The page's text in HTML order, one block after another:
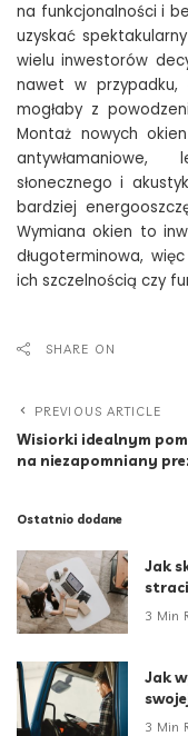
na funkcjonalności i
uzyskać
wielu inwestorów
nawet w przypadku,
mogłaby z
Montaż nowych okien
antywłamaniowe,
słonecznego i
bardziej
Wymiana okien to
długoterminowa,
ich szczelnością czy
SHARE ON
PREVIOUS ARTICLE
Wisiorki idealnym
na niezapomniany
Ostatnio dodane
Jak
3 Min
Jak
3 Min